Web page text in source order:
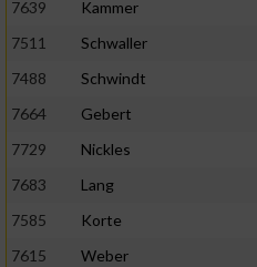
7639
Kammer
7511
Schwaller
7488
Schwindt
7664
Gebert
7729
Nickles
7683
Lang
7585
Korte
7615
Weber